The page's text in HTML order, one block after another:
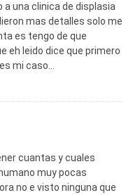
a una clinica de displasia
mas detalles solo me
es tengo de que
eh leido dice que primero
mi caso…
cuantas y cuales
muy pocas
no e visto ninguna que